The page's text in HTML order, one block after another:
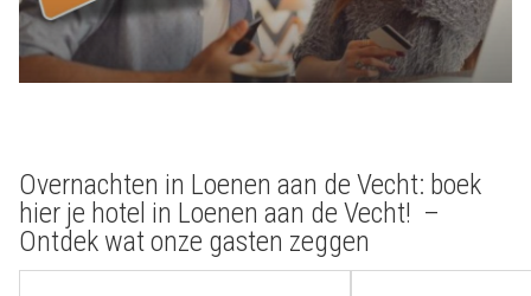
Overnachten in Loenen aan de Vecht: boek
hier je hotel in Loenen aan de Vecht! –
Ontdek wat onze gasten zeggen